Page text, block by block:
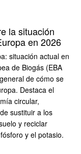
la situación
en 2026
situación actual en
de Biogás (EBA
de cómo se
Destaca el
circular,
sustituir a los
y reciclar
y el potasio.